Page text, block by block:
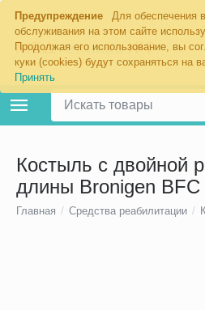
Предупреждение
Для обеспечения
обслуживания на этом сайте
Продолжая его использование, вы
куки (cookies) будут сохраняться на
Принять
Костыль с двойной
длины Bronigen
Главная / Средства реабилитации /